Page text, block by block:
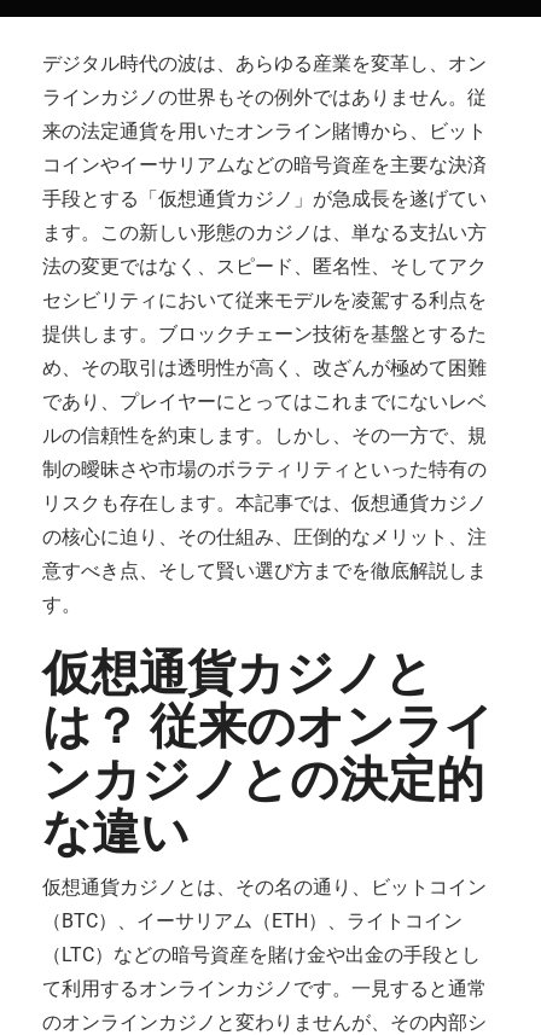
デジタル時代の波は、あらゆる産業を変革し、オン
ラインカジノの世界もその例外ではありません。従
来の法定通貨を用いたオンライン賭博から、ビット
コインやイーサリアムなどの暗号資産を主要な決済
手段とする「仮想通貨カジノ」が急成長を遂げてい
ます。この新しい形態のカジノは、単なる支払い方
法の変更ではなく、スピード、匿名性、そしてアク
セシビリティにおいて従来モデルを凌駕する利点を
提供します。ブロックチェーン技術を基盤とするた
め、その取引は透明性が高く、改ざんが極めて困難
であり、プレイヤーにとってはこれまでにないレベ
ルの信頼性を約束します。しかし、その一方で、規
制の曖昧さや市場のボラティリティといった特有の
リスクも存在します。本記事では、仮想通貨カジノ
の核心に迫り、その仕組み、圧倒的なメリット、注
意すべき点、そして賢い選び方までを徹底解説しま
す。
仮想通貨カジノと
は？ 従来のオンライ
ンカジノとの決定的
な違い
仮想通貨カジノとは、その名の通り、ビットコイン
（BTC）、イーサリアム（ETH）、ライトコイン
（LTC）などの暗号資産を賭け金や出金の手段とし
て利用するオンラインカジノです。一見すると通常
のオンラインカジノと変わりませんが、その内部シ